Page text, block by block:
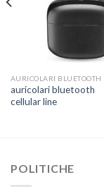
auricolari bluetooth
cellular line
POLITICHE